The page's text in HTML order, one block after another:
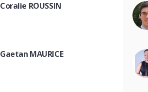
Coralie ROUSSIN
Gaetan MAURICE